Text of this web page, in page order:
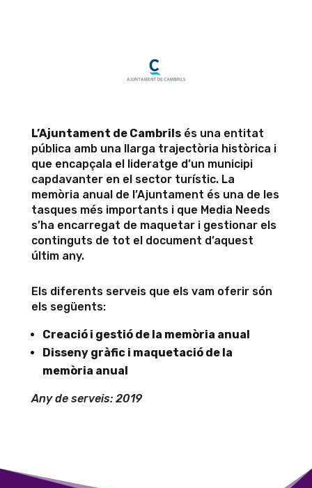
L’Ajuntament de Cambrilsés una entitat
pública amb una llarga trajectòria històrica i
que encapçala el lideratge d’un municipi
capdavanter en el sector turístic. La
memòria anual de l’Ajuntament és una de les
tasques més importants i que Media Needs
s’ha encarregat de maquetar i gestionar els
continguts de tot el document d’aquest
últim any.
Els diferents serveis que els vam oferir són
els següents:
Creació i gestió de la memòria anual
Disseny gràfic i maquetació de la
memòria anual
Any de serveis: 2019